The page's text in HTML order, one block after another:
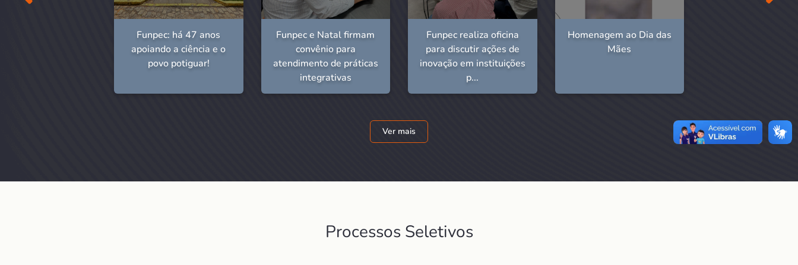
Funpec: há 47 anos
apoiando a ciência e o
povo potiguar!
Funpec e Natal firmam
convênio para
atendimento de práticas
integrativas
Funpec realiza oficina
para discutir ações de
inovação em instituições
p...
Homenagem ao Dia das
Mães
Ver mais
Processos Seletivos